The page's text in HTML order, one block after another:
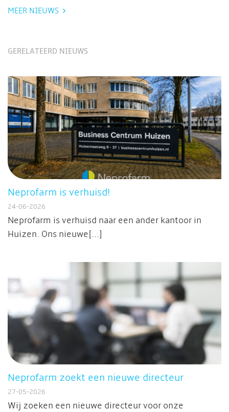
MEER NIEUWS
GERELATEERD NIEUWS
Neprofarm is verhuisd!
24-06-2026
Neprofarm is verhuisd naar een ander kantoor in
Huizen. Ons nieuwe[...]
Neprofarm zoekt een nieuwe directeur
27-05-2026
Wij zoeken een nieuwe directeur voor onze